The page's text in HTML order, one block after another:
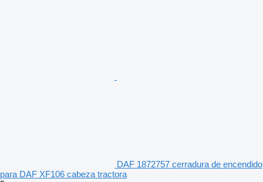
DAF 1872757 cerradura de encendido
para DAF XF106 cabeza tractora